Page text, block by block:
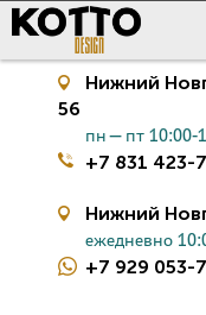
Керамическая плитка
Нижний
56
пн—пт 10:00-
+7 831 423-
Нижний
ежедневно
+7 929 053-